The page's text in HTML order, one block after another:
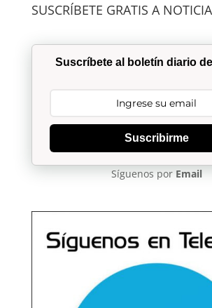
SUSCRÍBETE GRATIS A
Suscríbete al boletín diario
Suscribirme
Síguenos por Email